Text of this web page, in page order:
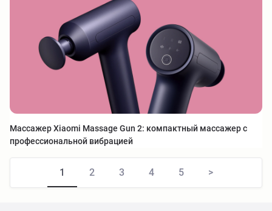
Массажер Xiaomi Massage Gun 2: компактный массажер с
профессиональной вибрацией
1 2 3 4 5 >